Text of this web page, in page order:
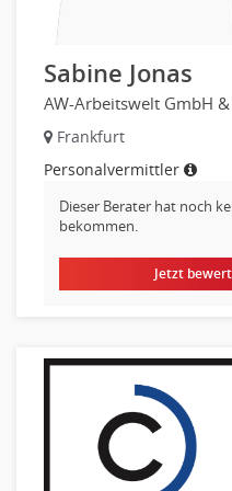
IT Prozessmanagement
SAP/ERP-Beratung,
Softwareentwicklung
Systemadministration,
Training
Web-Entwicklung
Wirtschaftsinformatik
Biologie
Geowissenschaften
Labor, Forschung
Pharmazie
Sabine Jonas
AW-Arbeitswelt GmbH &
Frankfurt
Personalvermittler
Dieser Berater hat noch
bekommen.
Jetzt